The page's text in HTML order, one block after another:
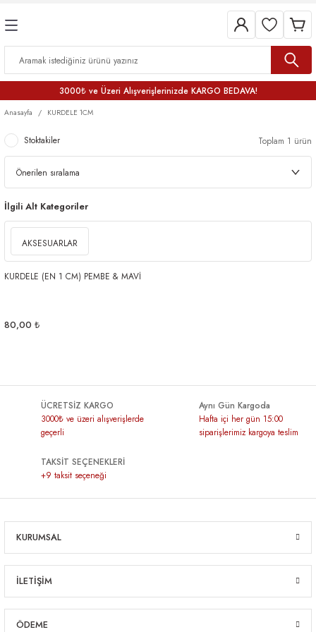
3000₺ ve Üzeri Alışverişlerinizde KARGO BEDAVA!
Anasayfa KURDELE 1CM
Stoktakiler Toplam 1 ürün
İlgili Alt Kategoriler
AKSESUARLAR
KURDELE (EN 1 CM) PEMBE & MAVİ
80,00 ₺
ÜCRETSİZ KARGO
3000₺ ve üzeri alışverişlerde
geçerli
Aynı Gün Kargoda
Hafta içi her gün 15:00
siparişlerimiz kargoya teslim
TAKSİT SEÇENEKLERİ
+9 taksit seçeneği
KURUMSAL
İLETİŞİM
ÖDEME